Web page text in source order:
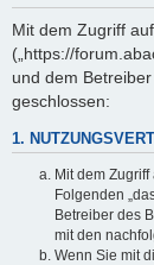
Mit dem Zugriff
(„https://
und dem
geschlossen:
1.
Mit dem Zugriff
Folgenden
Betreiber des
mit den
Wenn Sie mit